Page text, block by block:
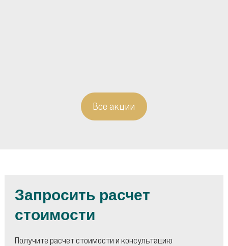
Все акции
Запросить расчет
стоимости
Получите расчет стоимости и консультацию